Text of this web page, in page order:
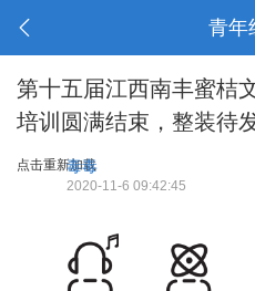
青年
第十五届江西南丰蜜桔
培训圆满结束，整装待
点击重新加载
毒毒
2020-11-6 09:42:45